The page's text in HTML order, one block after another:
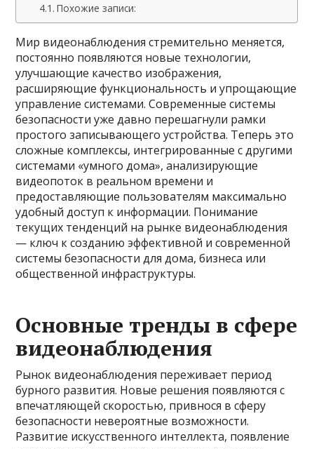
Похожие записи:
Мир видеонаблюдения стремительно меняется,
постоянно появляются новые технологии,
улучшающие качество изображения,
расширяющие функциональность и упрощающие
управление системами. Современные системы
безопасности уже давно перешагнули рамки
простого записывающего устройства. Теперь это
сложные комплексы, интегрированные с другими
системами «умного дома», анализирующие
видеопоток в реальном времени и
предоставляющие пользователям максимально
удобный доступ к информации. Понимание
текущих тенденций на рынке видеонаблюдения
— ключ к созданию эффективной и современной
системы безопасности для дома, бизнеса или
общественной инфраструктуры.
Основные тренды в сфере
видеонаблюдения
Рынок видеонаблюдения переживает период
бурного развития. Новые решения появляются с
впечатляющей скоростью, привнося в сферу
безопасности невероятные возможности.
Развитие искусственного интеллекта, появление